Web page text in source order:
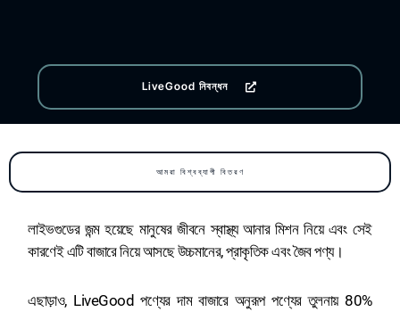
LiveGood নিবন্ধন
আমরা বিশ্বব্যাপী বিতরণ
লাইভগুডের জন্ম হয়েছে মানুষের জীবনে স্বাস্থ্য আনার মিশন নিয়ে এবং সেই
কারণেই এটি বাজারে নিয়ে আসছে উচ্চমানের, প্রাকৃতিক এবং জৈব পণ্য।
এছাড়াও, LiveGood পণ্যের দাম বাজারে অনুরূপ পণ্যের তুলনায় 80%